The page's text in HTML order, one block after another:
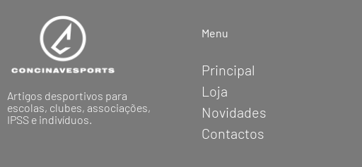
Artigos desportivos para
escolas, clubes, associações,
IPSS e indivíduos.
Menu
Principal
Loja
Novidades
Contactos